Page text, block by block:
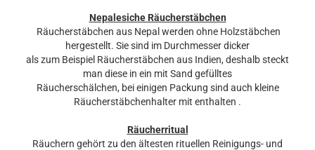
Nepalesiche Räucherstäbchen
Räucherstäbchen aus Nepal werden ohne Holzstäbchen
hergestellt. Sie sind im Durchmesser dicker
als zum Beispiel Räucherstäbchen aus Indien, deshalb steckt
man diese in ein mit Sand gefülltes
Räucherschälchen, bei einigen Packung sind auch kleine
Räucherstäbchenhalter mit enthalten .
Räucherritual
Räuchern gehört zu den ältesten rituellen Reinigungs- und